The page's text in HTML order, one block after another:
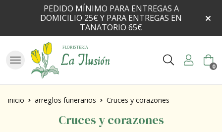
PEDIDO MÍNIMO PARA ENTREGAS A
DOMICILIO 25€ Y PARA ENTREGAS EN
TANATORIO 65€
Buscar 0
inicio arreglos funerarios Cruces y corazones
Cruces y corazones